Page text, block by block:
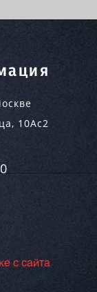
10Ас2
с сайта